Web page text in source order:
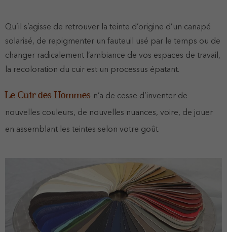
Qu’il s’agisse de retrouver la teinte d’origine d’un canapé
solarisé, de repigmenter un fauteuil usé par le temps ou de
changer radicalement l’ambiance de vos espaces de travail,
la recoloration du cuir est un processus épatant.
Le Cuir des Hommes n’a de cesse d’inventer de
nouvelles couleurs, de nouvelles nuances, voire, de jouer
en assemblant les teintes selon votre goût.